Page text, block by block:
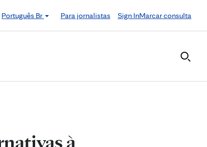
Português Br
Para jornalistas Sign InMarcar consulta
à